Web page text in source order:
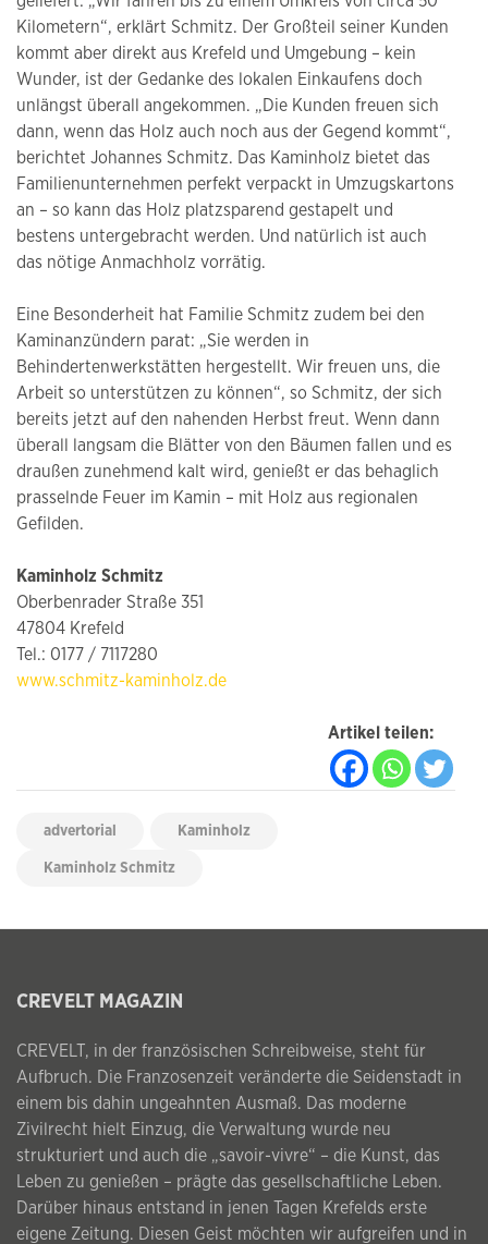
Kilometern“, erklärt Schmitz. Der Großteil seiner Kunden
kommt aber direkt aus Krefeld und Umgebung – kein
Wunder, ist der Gedanke des lokalen Einkaufens doch
unlängst überall angekommen. „Die Kunden freuen sich
dann, wenn das Holz auch noch aus der Gegend kommt“,
berichtet Johannes Schmitz. Das Kaminholz bietet das
Familienunternehmen perfekt verpackt in Umzugskartons
an – so kann das Holz platzsparend gestapelt und
bestens untergebracht werden. Und natürlich ist auch
das nötige Anmachholz vorrätig.
Eine Besonderheit hat Familie Schmitz zudem bei den
Kaminanzündern parat: „Sie werden in
Behindertenwerkstätten hergestellt. Wir freuen uns, die
Arbeit so unterstützen zu können“, so Schmitz, der sich
bereits jetzt auf den nahenden Herbst freut. Wenn dann
überall langsam die Blätter von den Bäumen fallen und es
draußen zunehmend kalt wird, genießt er das behaglich
prasselnde Feuer im Kamin – mit Holz aus regionalen
Gefilden.
Kaminholz Schmitz
Oberbenrader Straße 351
47804 Krefeld
Tel.: 0177 / 7117280
www.schmitz-kaminholz.de
Artikel teilen:
advertorial Kaminholz
Kaminholz Schmitz
CREVELT MAGAZIN
CREVELT, in der französischen Schreibweise, steht für
Aufbruch. Die Franzosenzeit veränderte die Seidenstadt in
einem bis dahin ungeahnten Ausmaß. Das moderne
Zivilrecht hielt Einzug, die Verwaltung wurde neu
strukturiert und auch die „savoir-vivre“ – die Kunst, das
Leben zu genießen – prägte das gesellschaftliche Leben.
Darüber hinaus entstand in jenen Tagen Krefelds erste
eigene Zeitung. Diesen Geist möchten wir aufgreifen und in